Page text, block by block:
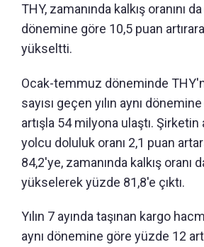
THY, zamanında kalkış oranını
dönemine göre 10,5 puan
yükseltti.
Ocak-temmuz döneminde
sayısı geçen yılın aynı
artışla 54 milyona ulaştı. Şirketin
yolcu doluluk oranı 2,1 puan
84,2'ye, zamanında kalkış oranı
yükselerek yüzde 81,8'e çıktı.
Yılın 7 ayında taşınan kargo
aynı dönemine göre yüzde 12